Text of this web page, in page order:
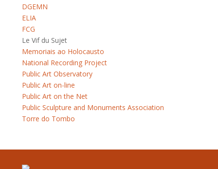
DGEMN
ELIA
FCG
Le Vif du Sujet
Memoriais ao Holocausto
National Recording Project
Public Art Observatory
Public Art on-line
Public Art on the Net
Public Sculpture and Monuments Association
Torre do Tombo